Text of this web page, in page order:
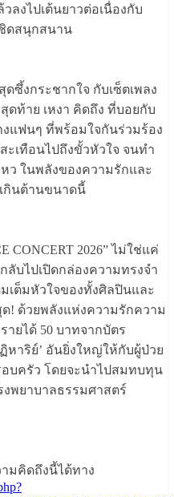
ลงไปเต้นยาวต่อเนื่องกับ
ดสนุกสนาน
ซึ้งกระชากใจ กับเซ็ตเพลง
ดท้าย เหงา คิดถึง ที่บอยกับ
แฟนๆ ที่พร้อมใจกันร่วมร้อง
ะเทือนไปถึงขั้วหัวใจ จนทำ
ว ในพลังของความรักและ
กินต้านขนาดนี้
CONCERT 2026” ไม่ใช่แค่
บไปเปิดกล่องความทรงจำ
เต็มหัวใจของทั้งศิลปินและ
! ด้วยพลังแห่งความรักความ
ายได้ 50 บาทจากบัตร
หาริย์’ อันยิ่งใหญ่ให้กับผู้ป่วย
บครัว โดยจะนำไปสมทบทุน
งพยาบาลธรรมศาสตร์
มคิดถึงนี้ได้ทาง